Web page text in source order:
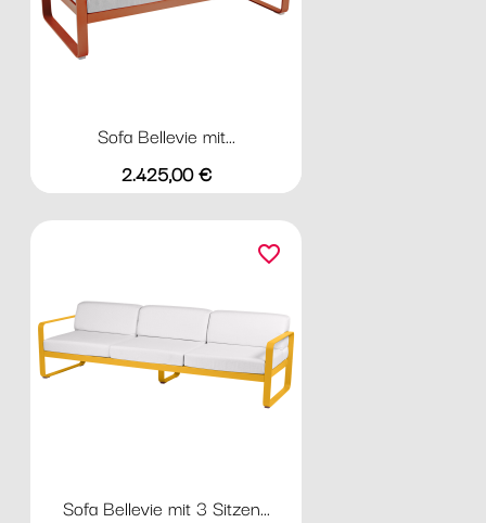
Sofa Bellevie mit...
Preis
2.425,00 €
Sofa Bellevie mit 3 Sitzen...
favorite_border